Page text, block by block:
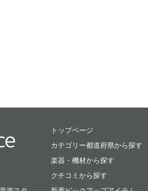
ミュージックプレイス
トップページ
カテゴリー都道府県から探す
楽器・機材から探す
クチコミから探す